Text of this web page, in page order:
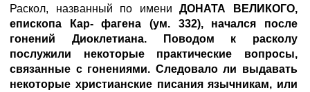
Раскол, названный по имениДОНАТА ВЕЛИКОГО,
епископа Кар- фагена (ум. 332), начался после
гонений Диоклетиана. Поводом к расколу
послужили некоторые практические вопросы,
связанные с гонениями. Следовало ли выдавать
некоторые христианские писания язычникам, или